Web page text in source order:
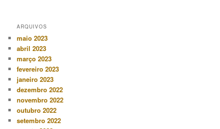
ARQUIVOS
maio 2023
abril 2023
março 2023
fevereiro 2023
janeiro 2023
dezembro 2022
novembro 2022
outubro 2022
setembro 2022